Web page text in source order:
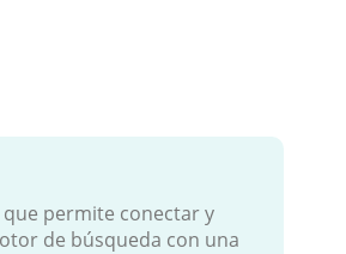
permite conectar y
de búsqueda con una